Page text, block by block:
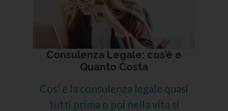
Consulenza Legale: cos’è e
Quanto Costa
Cos’ è la consulenza legale quasi
tutti prima o poi nella vita si